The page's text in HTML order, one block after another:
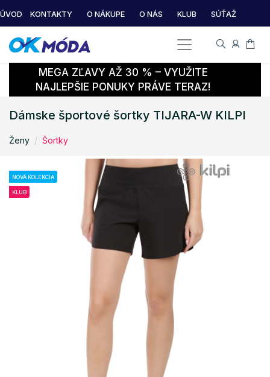
ÚVOD KONTAKTY O NÁKUPE O NÁS KLUB SÚŤAŽ
MEGA ZĽAVY AŽ 30 % – VYUŽITE
NAJLEPŠIE PONUKY PRÁVE TERAZ!
Dámske športové šortky TIJARA-W KILPI
Ženy Šortky
NOVÁ KOLEKCIA
KLUB